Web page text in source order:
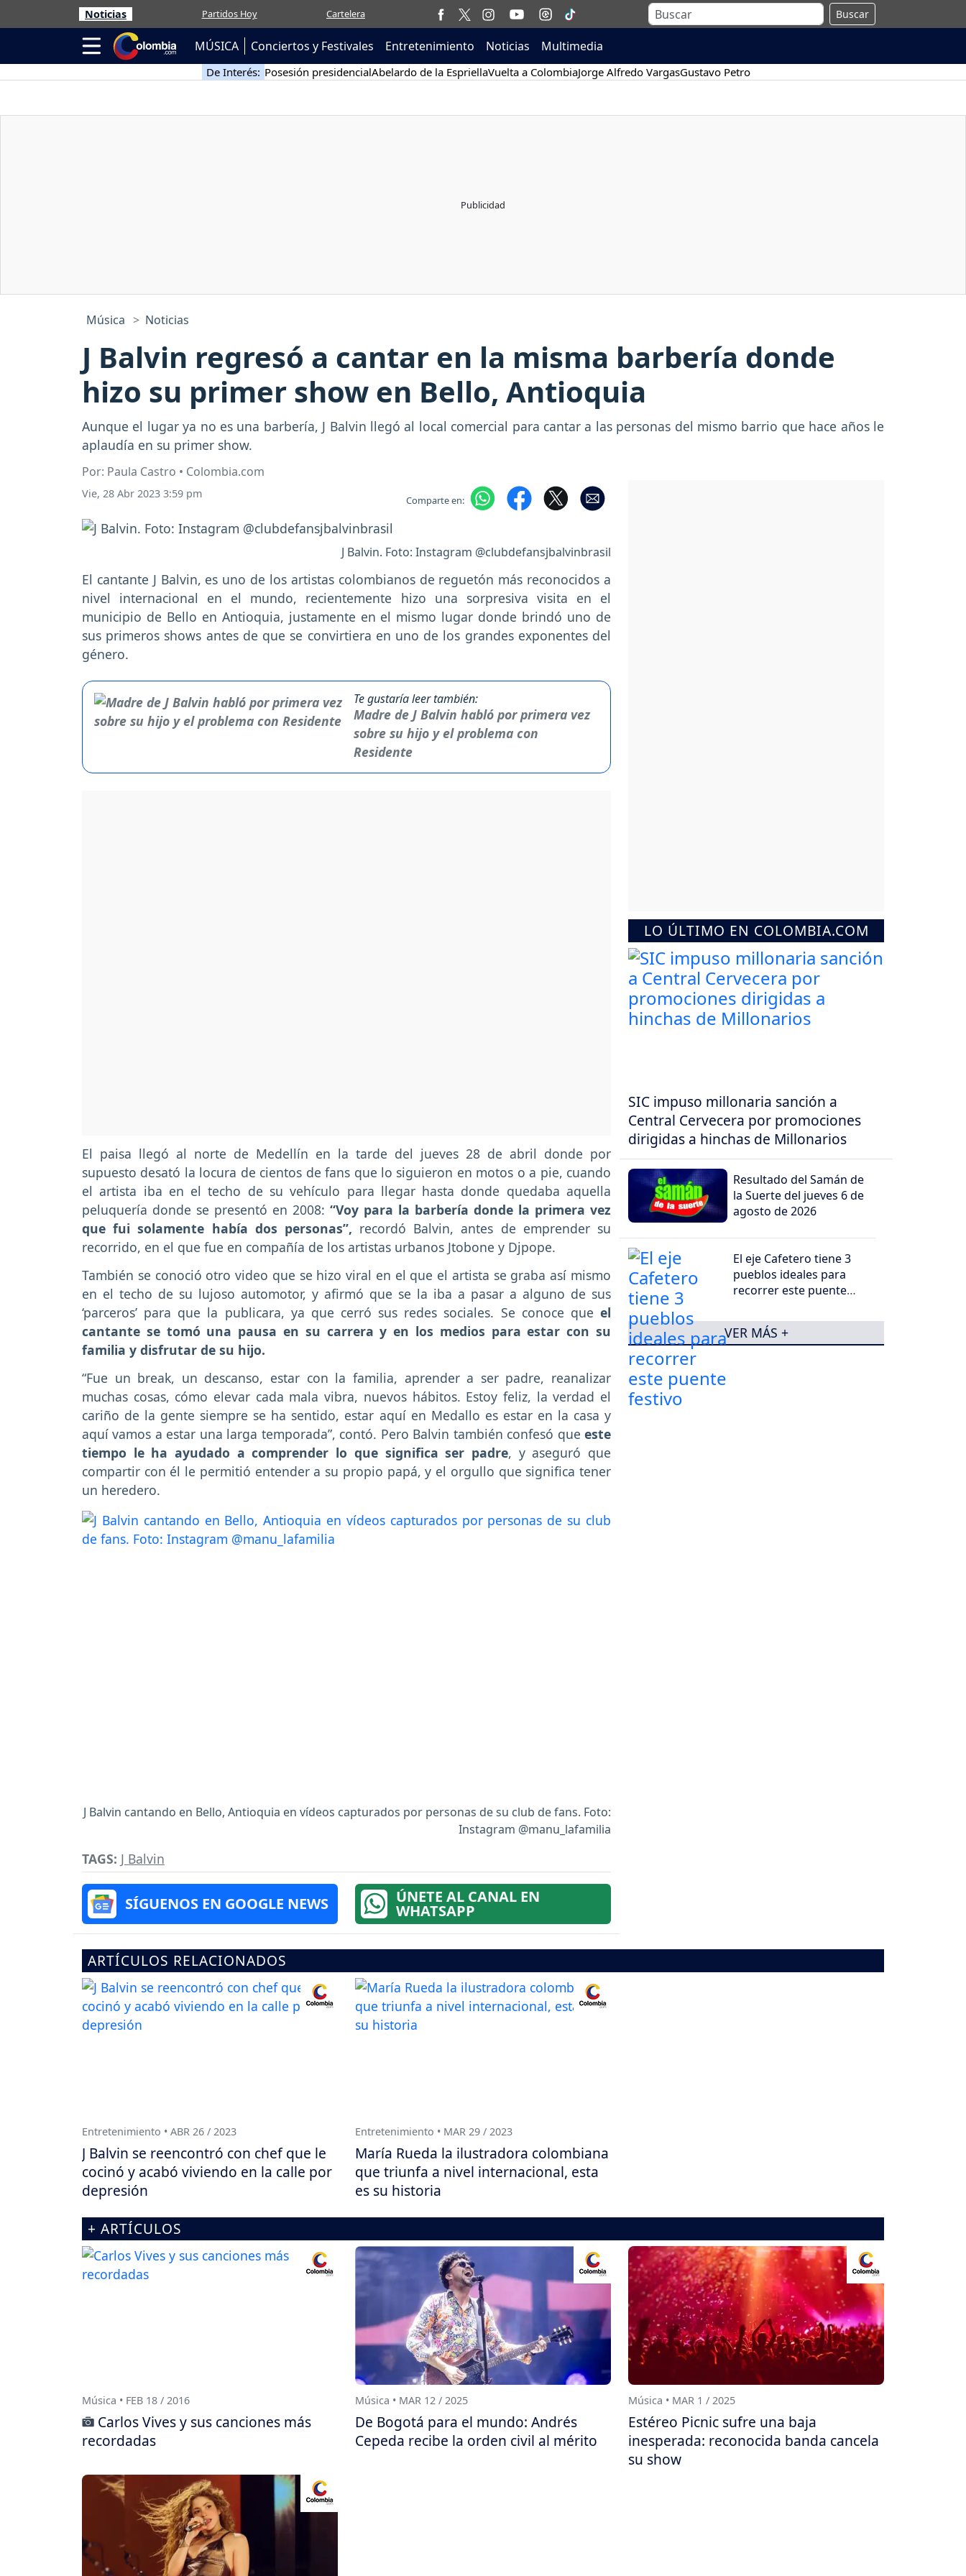
Noticias Partidos Hoy Cartelera Buscar
MÚSICA Conciertos y Festivales Entretenimiento Noticias Multimedia
De Interés: Posesión presidencialAbelardo de la EspriellaVuelta a ColombiaJorge Alfredo VargasGustavo Petro
Música Noticias
J Balvin regresó a cantar en la misma barbería donde
hizo su primer show en Bello, Antioquia
Aunque el lugar ya no es una barbería, J Balvin llegó al local comercial para cantar a las personas del mismo barrio que hace años le
aplaudía en su primer show.
Por: Paula Castro • Colombia.com
Vie, 28 Abr 2023 3:59 pm Comparte en:
J Balvin. Foto: Instagram @clubdefansjbalvinbrasil
El cantante J Balvin, es uno de los artistas colombianos de reguetón más reconocidos a
nivel internacional en el mundo, recientemente hizo una sorpresiva visita en el
municipio de Bello en Antioquia, justamente en el mismo lugar donde brindó uno de
sus primeros shows antes de que se convirtiera en uno de los grandes exponentes del
género.
Te gustaría leer también:
Madre de J Balvin habló por primera vez
sobre su hijo y el problema con
Residente
El paisa llegó al norte de Medellín en la tarde del jueves 28 de abril donde por
supuesto desató la locura de cientos de fans que lo siguieron en motos o a pie, cuando
el artista iba en el techo de su vehículo para llegar hasta donde quedaba aquella
peluquería donde se presentó en 2008: “Voy para la barbería donde la primera vez
que fui solamente había dos personas”, recordó Balvin, antes de emprender su
recorrido, en el que fue en compañía de los artistas urbanos Jtobone y Djpope.
También se conoció otro video que se hizo viral en el que el artista se graba así mismo
en el techo de su lujoso automotor, y afirmó que se la iba a pasar a alguno de sus
‘parceros’ para que la publicara, ya que cerró sus redes sociales. Se conoce que el
cantante se tomó una pausa en su carrera y en los medios para estar con su
familia y disfrutar de su hijo.
“Fue un break, un descanso, estar con la familia, aprender a ser padre, reanalizar
muchas cosas, cómo elevar cada mala vibra, nuevos hábitos. Estoy feliz, la verdad el
cariño de la gente siempre se ha sentido, estar aquí en Medallo es estar en la casa y
aquí vamos a estar una larga temporada”, contó. Pero Balvin también confesó que este
tiempo le ha ayudado a comprender lo que significa ser padre, y aseguró que
compartir con él le permitió entender a su propio papá, y el orgullo que significa tener
un heredero.
J Balvin cantando en Bello, Antioquia en vídeos capturados por personas de su club de fans. Foto:
Instagram @manu_lafamilia
TAGS: J Balvin
SÍGUENOS EN GOOGLE NEWS ÚNETE AL CANAL EN
WHATSAPP
LO ÚLTIMO EN COLOMBIA.COM
SIC impuso millonaria sanción a
Central Cervecera por promociones
dirigidas a hinchas de Millonarios
Resultado del Samán de
la Suerte del jueves 6 de
agosto de 2026
El eje Cafetero tiene 3
pueblos ideales para
recorrer este puente
VER MÁS +
ARTÍCULOS RELACIONADOS
Entretenimiento • ABR 26 / 2023
J Balvin se reencontró con chef que le
cocinó y acabó viviendo en la calle por
depresión
Entretenimiento • MAR 29 / 2023
María Rueda la ilustradora colombiana
que triunfa a nivel internacional, esta
es su historia
+ ARTÍCULOS
Música • FEB 18 / 2016
Carlos Vives y sus canciones más
recordadas
Música • MAR 12 / 2025
De Bogotá para el mundo: Andrés
Cepeda recibe la orden civil al mérito
Música • MAR 1 / 2025
Estéreo Picnic sufre una baja
inesperada: reconocida banda cancela
su show